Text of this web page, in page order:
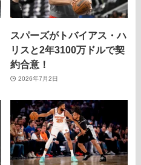
スパーズがトバイアス・ハ
リスと2年3100万ドルで契
約合意！
2026年7月2日